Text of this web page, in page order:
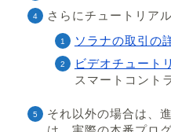
さらにチュートリア
ソラナの取引の
ビデオチュート
スマートコント
それ以外の場合は、